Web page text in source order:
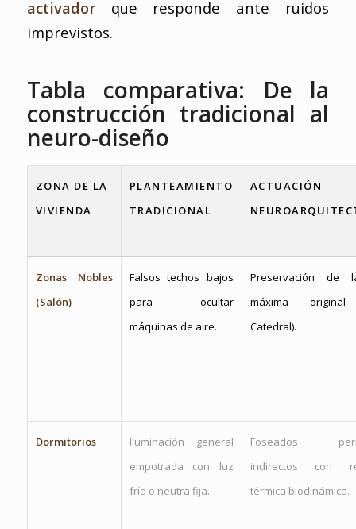
activadorque responde ante ruidos
imprevistos.
Tabla comparativa: De la
construcción tradicional al
neuro-diseño
ZONA DE LA
VIVIENDA
PLANTEAMIENTO
TRADICIONAL
ACTUACIÓN
Zonas Nobles
(Salón)
Falsos techos bajos
para ocultar
máquinas de aire.
Preservación de
máxima original
Catedral).
Dormitorios
Iluminación general
empotrada con luz
fría o neutra fija.
Foseados
indirectos con
térmica biodinámica.